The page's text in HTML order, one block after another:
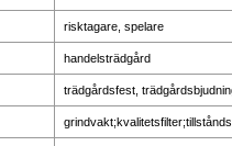
risktagare, spelare
handelsträdgård
trädgårdsfest,